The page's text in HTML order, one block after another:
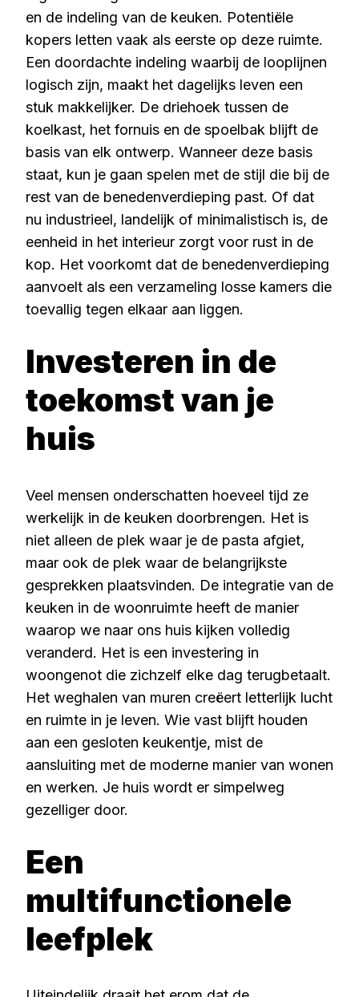
en de indeling van de keuken. Potentiële
kopers letten vaak als eerste op deze ruimte.
Een doordachte indeling waarbij de looplijnen
logisch zijn, maakt het dagelijks leven een
stuk makkelijker. De driehoek tussen de
koelkast, het fornuis en de spoelbak blijft de
basis van elk ontwerp. Wanneer deze basis
staat, kun je gaan spelen met de stijl die bij de
rest van de benedenverdieping past. Of dat
nu industrieel, landelijk of minimalistisch is, de
eenheid in het interieur zorgt voor rust in de
kop. Het voorkomt dat de benedenverdieping
aanvoelt als een verzameling losse kamers die
toevallig tegen elkaar aan liggen.
Investeren in de
toekomst van je
huis
Veel mensen onderschatten hoeveel tijd ze
werkelijk in de keuken doorbrengen. Het is
niet alleen de plek waar je de pasta afgiet,
maar ook de plek waar de belangrijkste
gesprekken plaatsvinden. De integratie van de
keuken in de woonruimte heeft de manier
waarop we naar ons huis kijken volledig
veranderd. Het is een investering in
woongenot die zichzelf elke dag terugbetaalt.
Het weghalen van muren creëert letterlijk lucht
en ruimte in je leven. Wie vast blijft houden
aan een gesloten keukentje, mist de
aansluiting met de moderne manier van wonen
en werken. Je huis wordt er simpelweg
gezelliger door.
Een
multifunctionele
leefplek